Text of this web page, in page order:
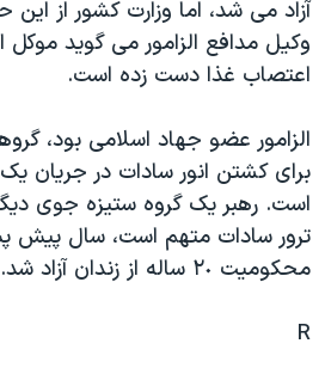
اقتصادی
علم و فناوری
گالری عکس
آرشیو پخش زنده
حمله جمهوری اسلامی به اسرائیل
رمز مهسا
اعتراضات زن، زندگی، آزادی
مجموعه مستندهای دادخواهی
تریبونال مردمی آبان ۹۸
آزاد می شد، اما وزارت کشور از
وکيل مدافع الزامور می گويد موکل
اعتصاب غذا دست زده است.
الزامور عضو جهاد اسلامی بود،
برای کشتن انور سادات در جريان
است. رهبر يک گروه ستيزه جوی
ترور سادات متهم است، سال پيش
محکوميت ٢٠ ساله از زندان آزاد شد.
R